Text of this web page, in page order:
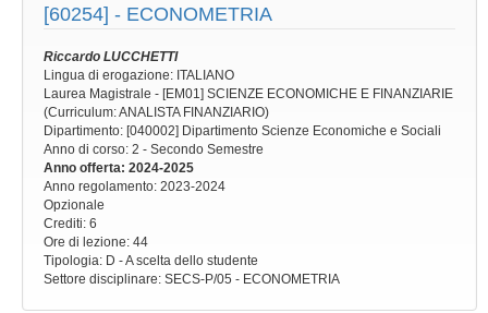
[60254] - ECONOMETRIA
Riccardo LUCCHETTI
Lingua di erogazione: ITALIANO
Laurea Magistrale - [EM01] SCIENZE ECONOMICHE E FINANZIARIE
(Curriculum: ANALISTA FINANZIARIO)
Dipartimento: [040002] Dipartimento Scienze Economiche e Sociali
Anno di corso: 2 - Secondo Semestre
Anno offerta: 2024-2025
Anno regolamento: 2023-2024
Opzionale
Crediti: 6
Ore di lezione: 44
Tipologia: D - A scelta dello studente
Settore disciplinare: SECS-P/05 - ECONOMETRIA